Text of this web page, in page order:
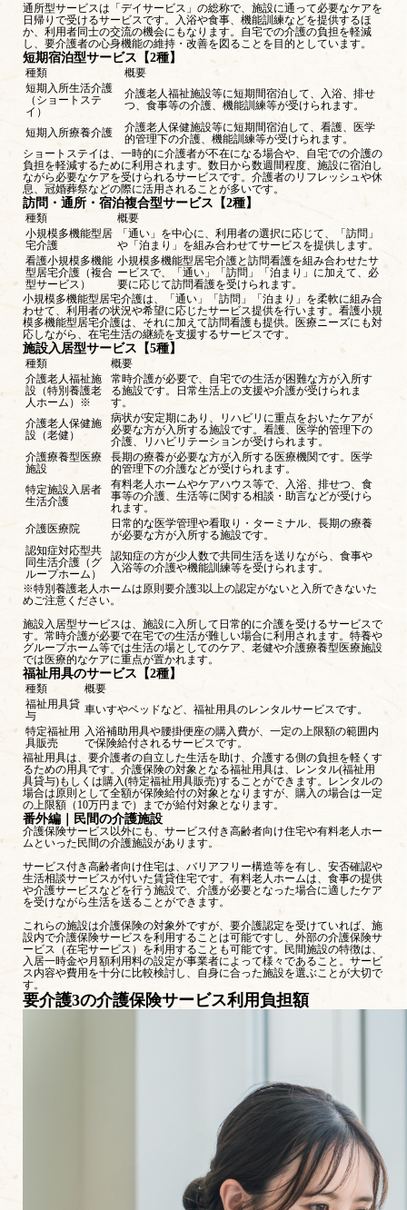
通所型サービスは「デイサービス」の総称で、施設に通って必要なケアを
日帰りで受けるサービスです。入浴や食事、機能訓練などを提供するほ
か、利用者同士の交流の機会にもなります。自宅での介護の負担を軽減
し、要介護者の心身機能の維持・改善を図ることを目的としています。
短期宿泊型サービス【2種】
種類
概要
短期入所生活介護
（ショートステ
イ）
介護老人福祉施設等に短期間宿泊して、入浴、排せ
つ、食事等の介護、機能訓練等が受けられます。
短期入所療養介護
介護老人保健施設等に短期間宿泊して、看護、医学
的管理下の介護、機能訓練等が受けられます。
ショートステイは、一時的に介護者が不在になる場合や、自宅での介護の
負担を軽減するために利用されます。数日から数週間程度、施設に宿泊し
ながら必要なケアを受けられるサービスです。介護者のリフレッシュや休
息、冠婚葬祭などの際に活用されることが多いです。
訪問・通所・宿泊複合型サービス【2種】
種類
概要
小規模多機能型居
宅介護
「通い」を中心に、利用者の選択に応じて、「訪問」
や「泊まり」を組み合わせてサービスを提供します。
看護小規模多機能
型居宅介護（複合
型サービス）
小規模多機能型居宅介護と訪問看護を組み合わせたサ
ービスで、「通い」「訪問」「泊まり」に加えて、必
要に応じて訪問看護を受けられます。
小規模多機能型居宅介護は、「通い」「訪問」「泊まり」を柔軟に組み合
わせて、利用者の状況や希望に応じたサービス提供を行います。看護小規
模多機能型居宅介護は、それに加えて訪問看護も提供。医療ニーズにも対
応しながら、在宅生活の継続を支援するサービスです。
施設入居型サービス【5種】
種類
概要
介護老人福祉施
設（特別養護老
人ホーム）※
常時介護が必要で、自宅での生活が困難な方が入所す
る施設です。日常生活上の支援や介護が受けられま
す。
介護老人保健施
設（老健）
病状が安定期にあり、リハビリに重点をおいたケアが
必要な方が入所する施設です。看護、医学的管理下の
介護、リハビリテーションが受けられます。
介護療養型医療
施設
長期の療養が必要な方が入所する医療機関です。医学
的管理下の介護などが受けられます。
特定施設入居者
生活介護
有料老人ホームやケアハウス等で、入浴、排せつ、食
事等の介護、生活等に関する相談・助言などが受けら
れます。
介護医療院
日常的な医学管理や看取り・ターミナル、長期の療養
が必要な方が入所する施設です。
認知症対応型共
同生活介護（グ
ループホーム）
認知症の方が少人数で共同生活を送りながら、食事や
入浴等の介護や機能訓練等を受けられます。
※特別養護老人ホームは原則要介護3以上の認定がないと入所できないた
めご注意ください。
施設入居型サービスは、施設に入所して日常的に介護を受けるサービスで
す。常時介護が必要で在宅での生活が難しい場合に利用されます。特養や
グループホーム等では生活の場としてのケア、老健や介護療養型医療施設
では医療的なケアに重点が置かれます。
福祉用具のサービス【2種】
種類
概要
福祉用具貸
与
車いすやベッドなど、福祉用具のレンタルサービスです。
特定福祉用
具販売
入浴補助用具や腰掛便座の購入費が、一定の上限額の範囲内
で保険給付されるサービスです。
福祉用具は、要介護者の自立した生活を助け、介護する側の負担を軽くす
るための用具です。介護保険の対象となる福祉用具は、レンタル(福祉用
具貸与)もしくは購入(特定福祉用具販売)することができます。レンタルの
場合は原則として全額が保険給付の対象となりますが、購入の場合は一定
の上限額（10万円まで）までが給付対象となります。
番外編｜民間の介護施設
介護保険サービス以外にも、サービス付き高齢者向け住宅や有料老人ホー
ムといった民間の介護施設があります。
サービス付き高齢者向け住宅は、バリアフリー構造等を有し、安否確認や
生活相談サービスが付いた賃貸住宅です。有料老人ホームは、食事の提供
や介護サービスなどを行う施設で、介護が必要となった場合に適したケア
を受けながら生活を送ることができます。
これらの施設は介護保険の対象外ですが、要介護認定を受けていれば、施
設内で介護保険サービスを利用することは可能ですし、外部の介護保険サ
ービス（在宅サービス）を利用することも可能です。民間施設の特徴は、
入居一時金や月額利用料の設定が事業者によって様々であること。サービ
ス内容や費用を十分に比較検討し、自身に合った施設を選ぶことが大切で
す。
要介護3の介護保険サービス利用負担額